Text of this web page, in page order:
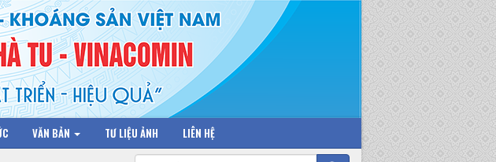
VĂN BẢN TƯ LIỆU ẢNH LIÊN HỆ